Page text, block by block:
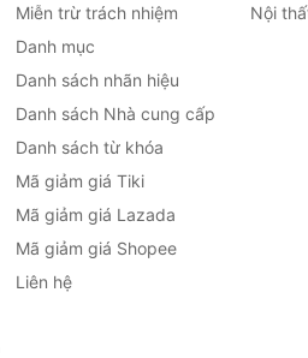
Miễn trừ trách nhiệm
Danh mục
Danh sách nhãn hiệu
Danh sách Nhà cung cấp
Danh sách từ khóa
Mã giảm giá Tiki
Mã giảm giá Lazada
Mã giảm giá Shopee
Liên hệ
Nội